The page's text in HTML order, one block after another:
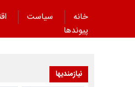
خانه سیاست
پیوند‌ها
نیازمندیها